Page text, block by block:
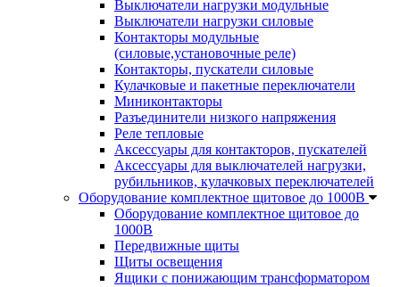
Выключатели нагрузки модульные
Выключатели нагрузки силовые
Контакторы модульные
(силовые,установочные реле)
Контакторы, пускатели силовые
Кулачковые и пакетные переключатели
Миниконтакторы
Разъединители низкого напряжения
Реле тепловые
Аксессуары для контакторов, пускателей
Аксессуары для выключателей нагрузки,
рубильников, кулачковых переключателей
Оборудование комплектное щитовое до 1000В
Оборудование комплектное щитовое до
1000В
Передвижные щиты
Щиты освещения
Ящики с понижающим трансформатором